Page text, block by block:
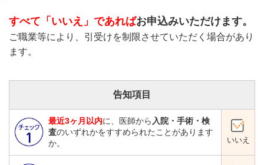
すべて「いいえ」であればお申込みいただけます。
ご職業等により、引受けを制限させていただく場合があり
ます。
告知項目
最近3ヶ月以内に、医師から 入院・手術・検
査のいずれかをすすめられたことがあります
か。
いいえ